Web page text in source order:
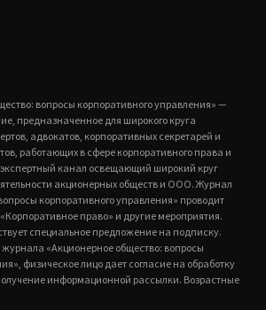
вопросы корпоративного управления» —
предназначенное для широкого круга
адвокатов, корпоративных секретарей и
работающих в сфере корпоративного права и
канал освещающий широкий круг
акционерных обществ и ООО. Журнал
корпоративного управления» проводит
право» и другие мероприятия.
специальное предложение на подписку.
«Акционерное общество: вопросы
физическое лицо дает согласие на обработку
информационной рассылки. Возрастные